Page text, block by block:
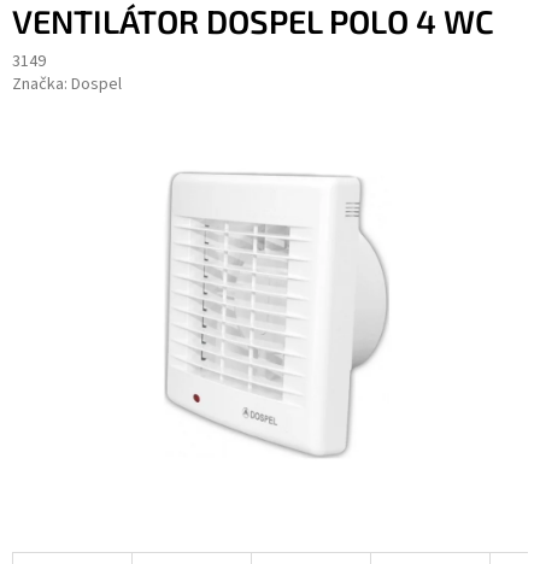
VENTILÁTOR DOSPEL POLO 4 WC
3149
Značka: Dospel